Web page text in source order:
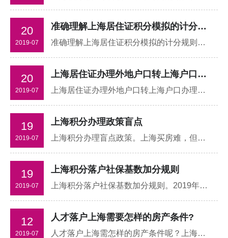
20
2019-07
准确理解上海居住证积分模拟的计分规则
准确理解上海居住证积分模拟的计分规则。2018年4月，某公司人事至窗口为员工黎某提交在沪首次申请上海居住证积分的申报材料，自行进行了上海居住证积分模拟打分时计算了年龄分、大专学历分，紧缺专业分，社保年限分及社保基数分，大大高于120分。
20
2019-07
上海居住证办理外地户口转上海户口办理地点
上海居住证办理外地户口转上海户口办理地点。外地配偶转上海户口去哪儿办理呢？该怎么在上海积分落户呢？在上海生活了这么多年，一直没有自己的户口怎么样才能拥有上海的户口呢？
19
2019-07
上海积分办理政策盲点
上海积分办理盲点政策。上海买房难，但得到上海积分办理120分。您可以方便地寻求医疗。它还允许孩子们共享上海的优质的教育资源。这可能是当下身为家长的我们需要为孩子们做的最紧迫的事了！
19
2019-07
上海积分落户社保基数加分规则
上海积分落户社保基数加分规则。2019年上海上海积分落户政策进行了修改，新增了可提供社保基数申请积分落户这一政策，但在根据这一政策落户时很多人遇到了问题。现在就让我为您解答吧。
12
2019-07
人才落户上海需要怎样的房产条件?
人才落户上海需怎样的房产条件呢？上海市一直在大力推进人才引进的工作。人才引进可以提高城市的软实力，提高城市的竞争力。